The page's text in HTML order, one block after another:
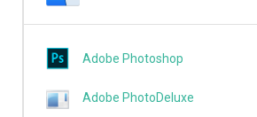
Adobe Photoshop
Adobe PhotoDeluxe